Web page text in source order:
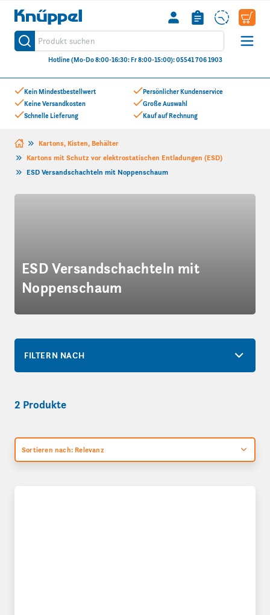
Kein Mindestbestellwert
Keine Versandkosten
Schnelle Lieferung
Persönlicher Kundenservice
Große Auswahl
Kauf auf Rechnung
Knüppel
Produkt suchen
Suche
Hotline (Mo-Do 8:00-16:30: Fr 8:00-15:00): 05541 706 1903
Zum Inhalt springen
Kartons, Kisten, Behälter
Kartons mit Schutz vor elektrostatischen Entladungen (ESD)
ESD Versandschachteln mit Noppenschaum
ESD Versandschachteln mit
Noppenschaum
FILTERN NACH
2 Produkte
Sortieren nach: Relevanz